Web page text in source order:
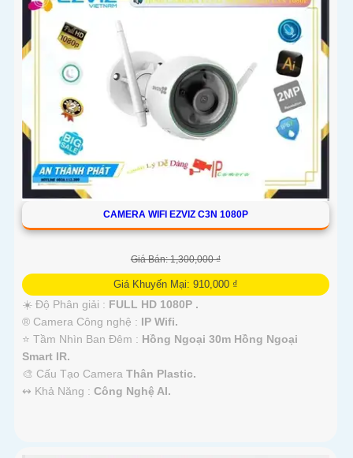
CAMERA WIFI EZVIZ C3N 1080P
Giá Bán: 1,300,000 ₫
Giá Khuyến Mại: 910,000 ₫
☀️ Độ Phân giải : FULL HD 1080P .
®️ Camera Công nghệ : IP Wifi.
⭐ Tầm Nhìn Ban Đêm : Hồng Ngoại 30m Hồng Ngoại
Smart IR.
🎨 Cấu Tạo Camera Thân Plastic.
️↭ Khả Năng : Công Nghệ AI.